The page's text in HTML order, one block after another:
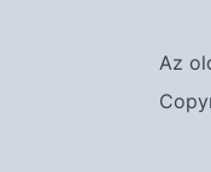
Az